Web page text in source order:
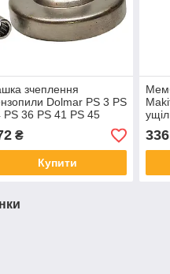
зчеплення
Dolmar PS 3 PS
PS 36 PS 41 PS 45
Makita DCS
DCS 34 DCS 340+
₴
Купити
336